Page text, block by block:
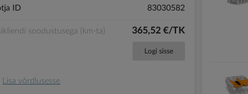
ID
83030582
soodustusega (km-ta) 365,52 €/TK
Logi sisse
Lisa võrdlusesse